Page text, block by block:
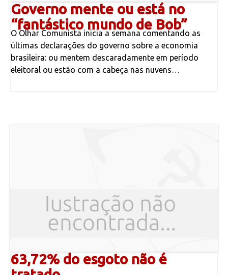
Governo mente ou está no
“fantástico mundo de Bob”
O Olhar Comunista inicia a semana comentando as
últimas declarações do governo sobre a economia
brasileira: ou mentem descaradamente em período
eleitoral ou estão com a cabeça nas nuvens…
63,72% do esgoto não é